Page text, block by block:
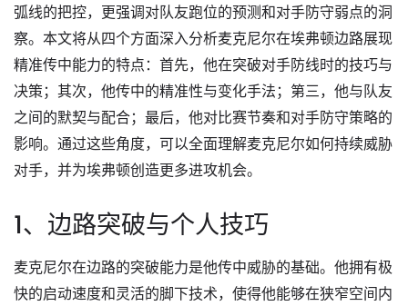
弧线的把控，更强调对队友跑位的预测和对手防守弱点的洞
察。本文将从四个方面深入分析麦克尼尔在埃弗顿边路展现
精准传中能力的特点：首先，他在突破对手防线时的技巧与
决策；其次，他传中的精准性与变化手法；第三，他与队友
之间的默契与配合；最后，他对比赛节奏和对手防守策略的
影响。通过这些角度，可以全面理解麦克尼尔如何持续威胁
对手，并为埃弗顿创造更多进攻机会。
1、边路突破与个人技巧
麦克尼尔在边路的突破能力是他传中威胁的基础。他拥有极
快的启动速度和灵活的脚下技术，使得他能够在狭窄空间内